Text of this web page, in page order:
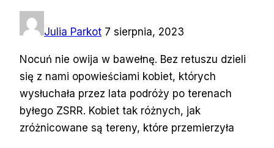
Julia Parkot 7 sierpnia, 2023
Nocuń nie owija w bawełnę. Bez retuszu dzieli
się z nami opowieściami kobiet, których
wysłuchała przez lata podróży po terenach
byłego ZSRR. Kobiet tak różnych, jak
zróżnicowane są tereny, które przemierzyła